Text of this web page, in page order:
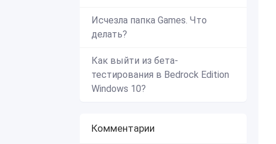
Исчезла папка Games. Что
делать?
Как выйти из бета-
тестирования в Bedrock Edition
Windows 10?
Комментарии